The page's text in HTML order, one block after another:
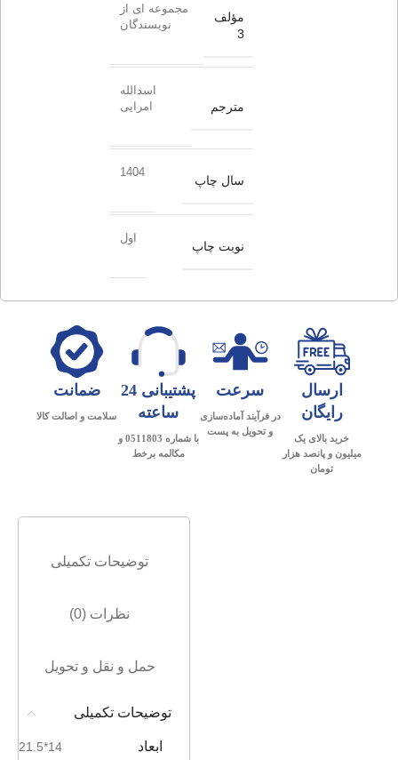
مؤلف
3
مجموعه ای از
نویسندگان
مترجم
اسدالله
امرایی
سال چاپ
1404
نوبت چاپ
اول
ارسال
رایگان
خرید بالای یک
میلیون و پانصد هزار
تومان
سرعت
در فرآیند آماده‌سازی
و تحویل به پست
پشتیبانی 24
ساعته
با شماره 0511803 و
مکالمه برخط
ضمانت
سلامت و اصالت کالا
توضیحات تکمیلی
نظرات (0)
حمل و نقل و تحویل
توضیحات تکمیلی
ابعاد 14*21.5